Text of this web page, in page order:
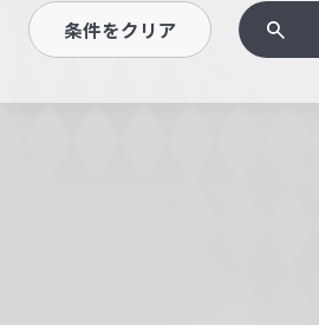
条件をクリア